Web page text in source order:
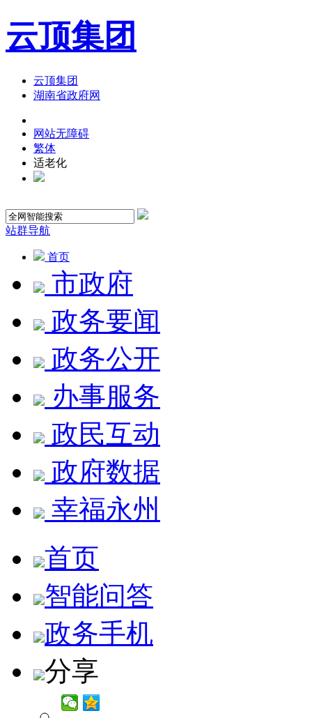
云顶集团
云顶集团
湖南省政府网
网站无障碍
繁体
适老化
站群导航
首页
市政府
政务要闻
政务公开
办事服务
政民互动
政府数据
幸福永州
首页
智能问答
政务手机
分享